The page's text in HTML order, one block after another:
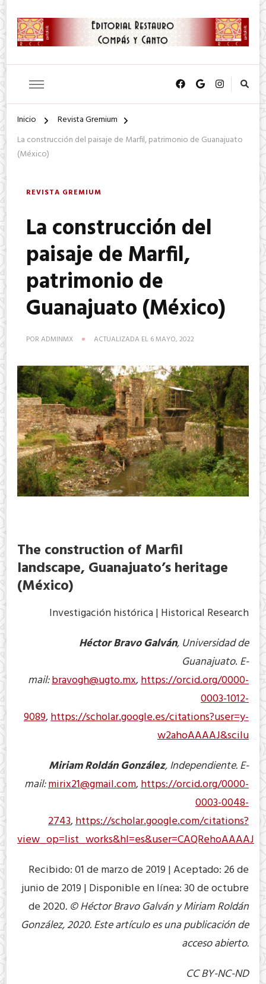
Inicio
Revista Gremium
La construcción del paisaje de Marfil, patrimonio de Guanajuato
(México)
REVISTA GREMIUM
La construcción del
paisaje de Marfil,
patrimonio de
Guanajuato (México)
POR ADMINMX ACTUALIZADA EL 6 MAYO, 2022
The construction of Marfil
landscape, Guanajuato’s heritage
(México)
Investigación histórica | Historical Research
Héctor Bravo Galván, Universidad de
Guanajuato. E-
mail:bravogh@ugto.mx,https://orcid.org/0000-
0003-1012-
9089,https://scholar.google.es/citations?user=y-
w2ahoAAAAJ&scilu
Miriam Roldán González, Independiente.E-
mail:mirix21@gmail.com,https://orcid.org/0000-
0003-0048-
2743,https://scholar.google.com/citations?
view_op=list_works&hl=es&user=CAQRehoAAAAJ
Recibido: 01 de marzo de 2019 | Aceptado: 26 de
junio de 2019 | Disponible en línea: 30 de octubre
de 2020. © Héctor Bravo Galván y Miriam Roldán
González, 2020. Este artículo es una publicación de
acceso abierto.
CC BY-NC-ND